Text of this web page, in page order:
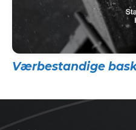
Værbestandige